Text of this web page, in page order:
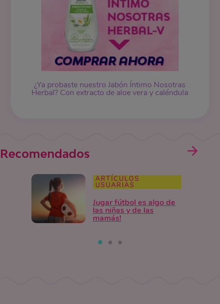
¿Ya probaste nuestro Jabón Íntimo Nosotras
Herbal? Con extracto de aloe vera y caléndula
Recomendados
ARTÍCULOS
USUARIAS
Jugar fútbol es algo de
las niñas y de las
mamás!